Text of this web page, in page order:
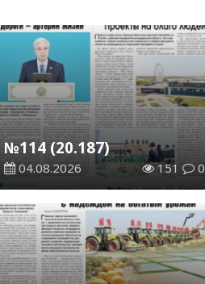
№114 (20.187)
04.08.2026 151 0